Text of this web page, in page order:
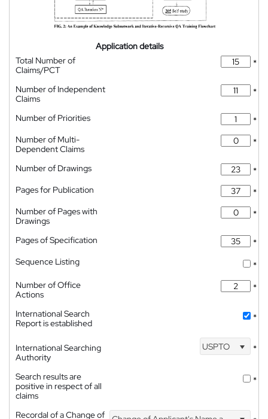
Application details
Total Number of
Claims/PCT
*
Number of Independent
Claims
*
Number of Priorities
*
Number of Multi-
Dependent Claims
*
Number of Drawings
*
Pages for Publication
*
Number of Pages with
Drawings
*
Pages of Specification
*
Sequence Listing
*
Number of Office
Actions
*
International Search
Report is established
*
International Searching
Authority
USPTO *
Search results are
positive in respect of all
claims
*
Recordal of a Change of